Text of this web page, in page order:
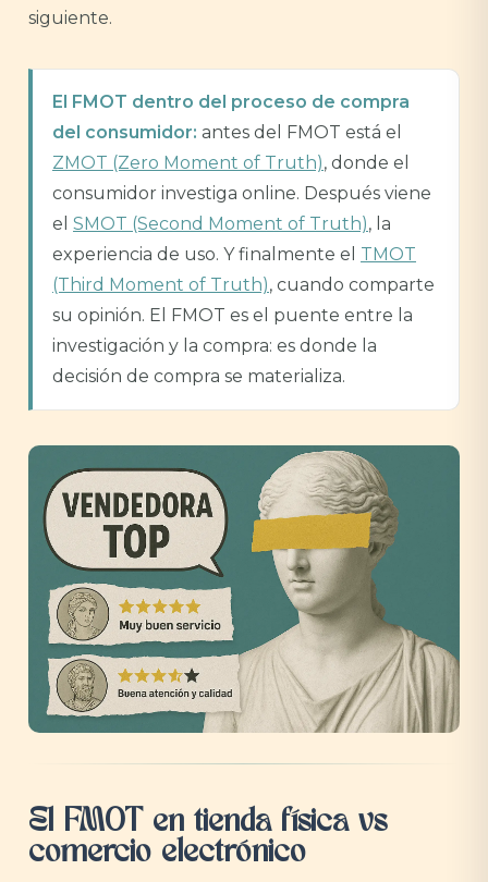
siguiente.
El FMOT dentro del proceso de compra
del consumidor: antes del FMOT está el
ZMOT (Zero Moment of Truth), donde el
consumidor investiga online. Después viene
el SMOT (Second Moment of Truth), la
experiencia de uso. Y finalmente el TMOT
(Third Moment of Truth), cuando comparte
su opinión. El FMOT es el puente entre la
investigación y la compra: es donde la
decisión de compra se materializa.
El FMOT en tienda física vs
comercio electrónico